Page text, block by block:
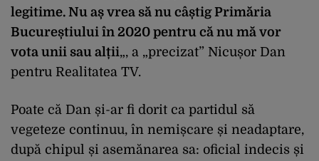
legitime. Nu aș vrea să nu câștig Primăria
Bucureștiului în 2020 pentru că nu mă vor
vota unii sau alții„, a „precizat” Nicușor Dan
pentru Realitatea TV.
Poate că Dan și-ar fi dorit ca partidul să
vegeteze continuu, în nemișcare și neadaptare,
după chipul și asemănarea sa: oficial indecis și